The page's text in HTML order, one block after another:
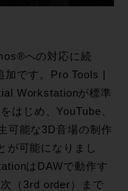
への対応に続
加です。Pro Tools |
Workstationが標準
はじめ、YouTube、
可能な3D音場の制作
が可能になりまし
はDAWで動作す
（3rd order）まで